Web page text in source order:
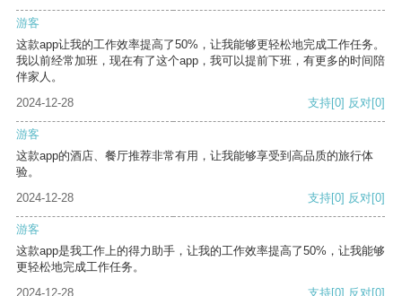
游客
这款app让我的工作效率提高了50%，让我能够更轻松地完成工作任务。
我以前经常加班，现在有了这个app，我可以提前下班，有更多的时间陪
伴家人。
2024-12-28
支持[0] 反对[0]
游客
这款app的酒店、餐厅推荐非常有用，让我能够享受到高品质的旅行体
验。
2024-12-28
支持[0] 反对[0]
游客
这款app是我工作上的得力助手，让我的工作效率提高了50%，让我能够
更轻松地完成工作任务。
2024-12-28
支持[0] 反对[0]